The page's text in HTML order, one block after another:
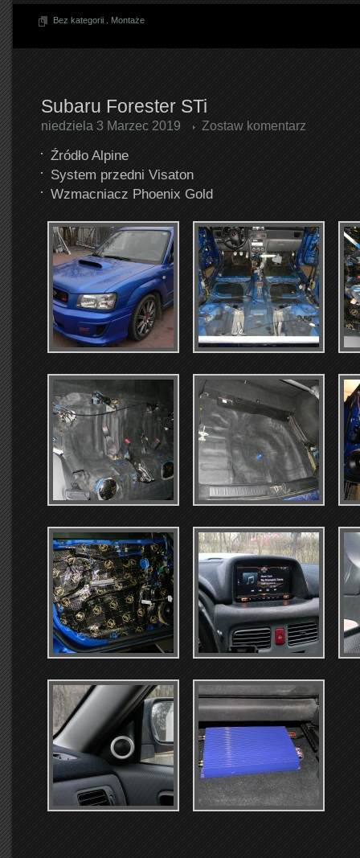
Bez kategorii. Montaże
Subaru Forester STi
niedziela 3 Marzec 2019 Zostaw komentarz
Źródło Alpine
System przedni Visaton
Wzmacniacz Phoenix Gold